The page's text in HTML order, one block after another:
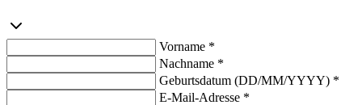
Vorname *
Nachname *
Geburtsdatum (DD/MM/YYYY) *
E-Mail-Adresse *